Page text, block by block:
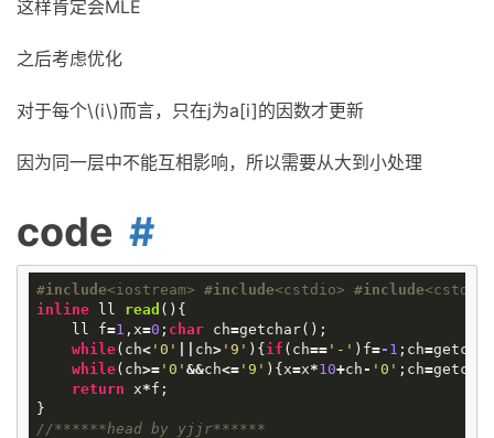
这样肯定会MLE
之后考虑优化
对于每个\(i\)而言，只在j为a[i]的因数才更新
因为同一层中不能互相影响，所以需要从大到小处理
code
#include<iostream> #include<cstdio> #include
inline
ll read () {
ll
f=1 , x=0 ; char ch=getchar();
while( ch<'0' ch>'9' ){if ( ch=='-' ) f=- 1 ; ch=getchar
while( ch>='0' &&ch<='9' ){x=x*10+ch - '0' ; ch=getchar
return
x*f ;
}
//******head by yjjr******